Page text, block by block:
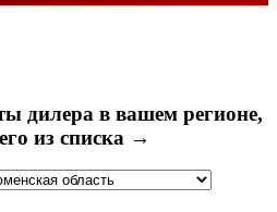
дилера в вашем регионе,
из списка →